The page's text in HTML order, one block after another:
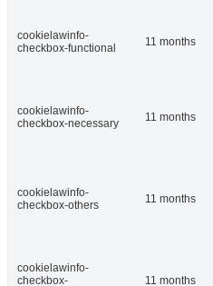
cookielawinfo-
checkbox-functional
11 months
cookielawinfo-
checkbox-necessary
11 months
cookielawinfo-
checkbox-others
11 months
cookielawinfo-
checkbox-
11 months